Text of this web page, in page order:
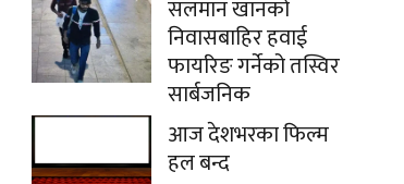
सलमान खानको
निवासबाहिर हवाई
फायरिङ गर्नेको तस्विर
सार्बजनिक
आज देशभरका फिल्म
हल बन्द